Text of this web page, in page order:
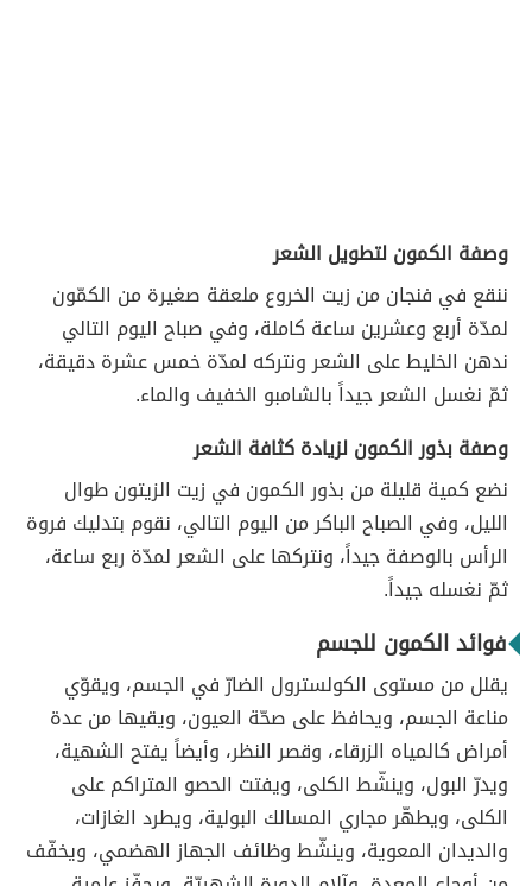
وصفة الكمون لتطويل الشعر
ننقع في فنجان من زيت الخروع ملعقة صغيرة من الكمّون
لمدّة أربع وعشرين ساعة كاملة، وفي صباح اليوم التالي
ندهن الخليط على الشعر ونتركه لمدّة خمس عشرة دقيقة،
ثمّ نغسل الشعر جيداً بالشامبو الخفيف والماء.
وصفة بذور الكمون لزيادة كثافة الشعر
نضع كمية قليلة من بذور الكمون في زيت الزيتون طوال
الليل، وفي الصباح الباكر من اليوم التالي، نقوم بتدليك فروة
الرأس بالوصفة جيداً، ونتركها على الشعر لمدّة ربع ساعة،
ثمّ نغسله جيداً.
فوائد الكمون للجسم
يقلل من مستوى الكولسترول الضارّ في الجسم، ويقوّي
مناعة الجسم، ويحافظ على صحّة العيون، ويقيها من عدة
أمراض كالمياه الزرقاء، وقصر النظر، وأيضاً يفتح الشهية،
ويدرّ البول، وينشّط الكلى، ويفتت الحصو المتراكم على
الكلى، ويطهّر مجاري المسالك البولية، ويطرد الغازات،
والديدان المعوية، وينشّط وظائف الجهاز الهضمي، ويخفّف